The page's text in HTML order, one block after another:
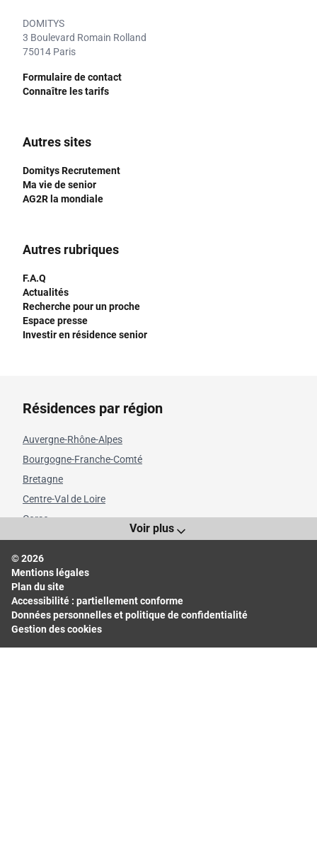
DOMITYS
3 Boulevard Romain Rolland
75014 Paris
Formulaire de contact
Connaître les tarifs
Autres sites
Domitys Recrutement
Ma vie de senior
AG2R la mondiale
Autres rubriques
F.A.Q
Actualités
Recherche pour un proche
Espace presse
Investir en résidence senior
Résidences par région
Auvergne-Rhône-Alpes
Bourgogne-Franche-Comté
Bretagne
Centre-Val de Loire
Corse
Grand Est
Hauts-de-France
Île-de-France
Normandie
Nouvelle-Aquitaine
Voir plus
© 2026
Mentions légales
Plan du site
Accessibilité : partiellement conforme
Données personnelles et politique de confidentialité
Gestion des cookies